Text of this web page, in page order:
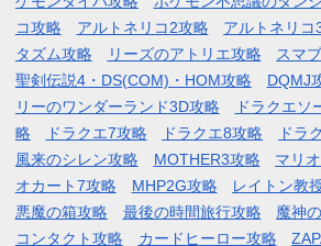
コ攻略
アルトネリコ2攻略 アルトネリコ
タズム攻略
リーズのアトリエ攻略 スマ
聖剣伝説4・DS(COM)・HOM攻略
DQMJ
リーのワンダーランド3D攻略
ドラクエソ
略
ドラクエ7攻略 ドラクエ8攻略 ドラ
風来のシレン攻略
MOTHER3攻略 マリ
オカート7攻略
MHP2G攻略
レイトン教
悪魔の箱攻略
最後の時間旅行攻略 魔神
コンタクト攻略
カードヒーロー攻略